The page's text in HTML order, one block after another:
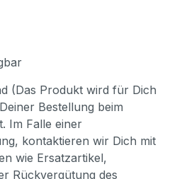
(Das Produkt wird für Dich
Bestellung beim
Im Falle einer
kontaktieren wir Dich mit
wie Ersatzartikel,
Rückvergütung des